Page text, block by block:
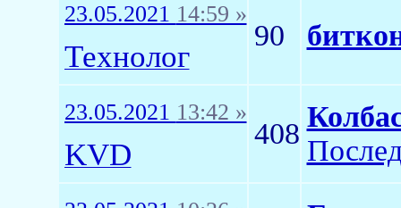
23.05.2021 14:59 »
Технолог
90
23.05.2021 13:42 »
KVD
408